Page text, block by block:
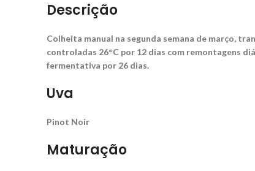
Descrição
Colheita manual na segunda semana de março,
controladas 26°C por 12 dias com remontagens
fermentativa por 26 dias.
Uva
Pinot Noir
Maturação